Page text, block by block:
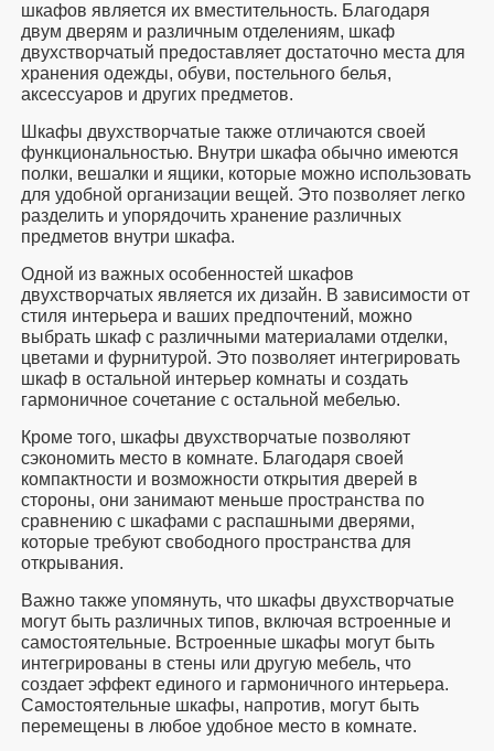
шкафов является их вместительность. Благодаря
двум дверям и различным отделениям, шкаф
двухстворчатый предоставляет достаточно места для
хранения одежды, обуви, постельного белья,
аксессуаров и других предметов.
Шкафы двухстворчатые также отличаются своей
функциональностью. Внутри шкафа обычно имеются
полки, вешалки и ящики, которые можно использовать
для удобной организации вещей. Это позволяет легко
разделить и упорядочить хранение различных
предметов внутри шкафа.
Одной из важных особенностей шкафов
двухстворчатых является их дизайн. В зависимости от
стиля интерьера и ваших предпочтений, можно
выбрать шкаф с различными материалами отделки,
цветами и фурнитурой. Это позволяет интегрировать
шкаф в остальной интерьер комнаты и создать
гармоничное сочетание с остальной мебелью.
Кроме того, шкафы двухстворчатые позволяют
сэкономить место в комнате. Благодаря своей
компактности и возможности открытия дверей в
стороны, они занимают меньше пространства по
сравнению с шкафами с распашными дверями,
которые требуют свободного пространства для
открывания.
Важно также упомянуть, что шкафы двухстворчатые
могут быть различных типов, включая встроенные и
самостоятельные. Встроенные шкафы могут быть
интегрированы в стены или другую мебель, что
создает эффект единого и гармоничного интерьера.
Самостоятельные шкафы, напротив, могут быть
перемещены в любое удобное место в комнате.